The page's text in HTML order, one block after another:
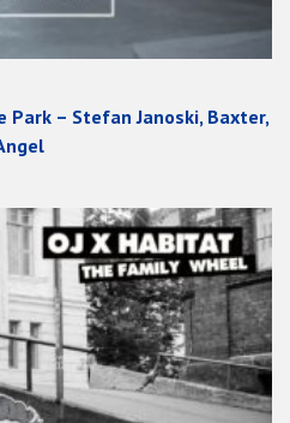
– Stefan Janoski, Baxter,